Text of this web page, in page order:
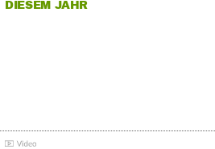
DIESEM JAHR